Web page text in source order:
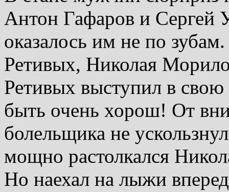
Антон Гафаров и Сергей
оказалось им не по
Ретивых, Николая
Ретивых выступил в
быть очень хорош! От
болельщика не
мощно растолкался
Но наехал на лыжи